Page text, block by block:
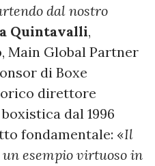
dal nostro
Quintavalli,
, Main Global Partner
di Boxe
direttore
dal 1996
fondamentale: «Il
esempio virtuoso in